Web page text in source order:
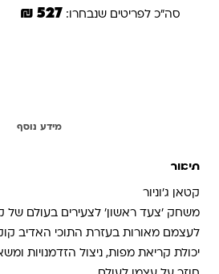
סה"כ לפריטים שנבחרו: 527 ₪
מידע נוסף
תיאור
קטאן ג'וניור
משחק 'צעד ראשון' לצעירים בעולם של
לעצמם מאורות בעזרת התוכי האדיב
יכולת קריאת מפות, ניצול הזדמנויות